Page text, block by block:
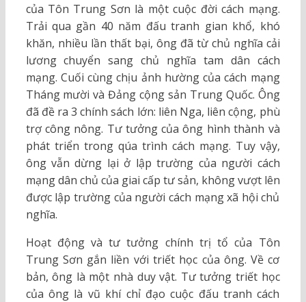
của Tôn Trung Sơn là một cuộc đời cách mạng.
Trải qua gần 40 năm đấu tranh gian khổ, khó
khăn, nhiều lần thất bại, ông đã từ chủ nghĩa cải
lương chuyển sang chủ nghĩa tam dân cách
mạng. Cuối cùng chịu ảnh hường của cách mạng
Tháng mười và Đảng cộng sản Trung Quốc. Ông
đã đề ra 3 chính sách lớn: liên Nga, liên cộng, phù
trợ công nông. Tư tưởng của ông hình thành và
phát triển trong qúa trình cách mạng. Tuy vậy,
ông vẫn dừng lại ở lập trường của người cách
mạng dân chủ của giai cấp tư sản, không vượt lên
được lập trường của người cách mạng xã hội chủ
nghĩa.
Hoạt động và tư tưởng chính trị tổ của Tôn
Trung Sơn gắn liền với triết học của ông. Về cơ
bản, ông là một nhà duy vật. Tư tưởng triết học
của ông là vũ khí chỉ đạo cuộc đấu tranh cách